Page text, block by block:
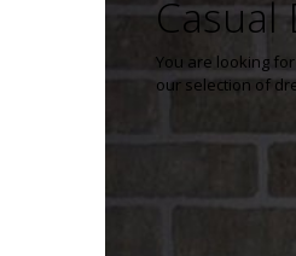
Casual
You are looking
our selection of